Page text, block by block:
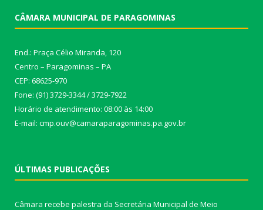
CÂMARA MUNICIPAL DE PARAGOMINAS
End.: Praça Célio Miranda, 120
Centro – Paragominas – PA
CEP: 68625-970
Fone: (91) 3729-3344 / 3729-7922
Horário de atendimento: 08:00 às 14:00
E-mail: cmp.ouv@camaraparagominas.pa.gov.br
ÚLTIMAS PUBLICAÇÕES
Câmara recebe palestra da Secretária Municipal de Meio